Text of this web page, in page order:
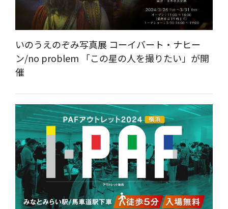
いのうえのぞみ写真展 コーイバート・ナヒー
ン/no problem 「この星の人を撮りたい」が開
催